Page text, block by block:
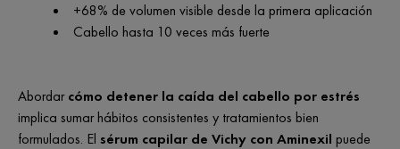
+68% de volumen visible desde la primera aplicación
Cabello hasta 10 veces más fuerte
Abordarcómo detener la caída del cabello por estrés
implica sumar hábitos consistentes y tratamientos bien
formulados. El sérum capilar de Vichy con Aminexil puede